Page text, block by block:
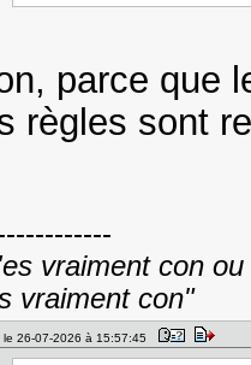
parce que
règles sont
vraiment con
vraiment con"
le 26-07-2026 à 15:57:45